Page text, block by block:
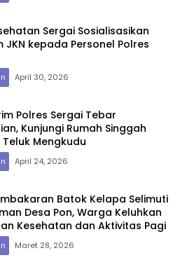
Sergai Sosialisasikan
JKN kepada Personel Polres
April 30, 2026
Polres Sergai Tebar
Kunjungi Rumah Singgah
Teluk Mengkudu
April 24, 2026
Batok Kelapa Selimuti
Desa Pon, Warga Keluhkan
Kesehatan dan Aktivitas Pagi
Maret 28, 2026